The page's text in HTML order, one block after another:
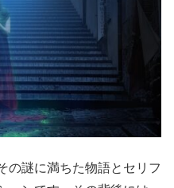
の謎に満ちた物語とセリフ